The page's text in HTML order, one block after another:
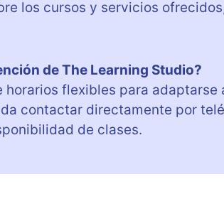
los cursos y servicios
de The Learning Studio?
horarios flexibles para adaptarse
contactar directamente por
de clases.